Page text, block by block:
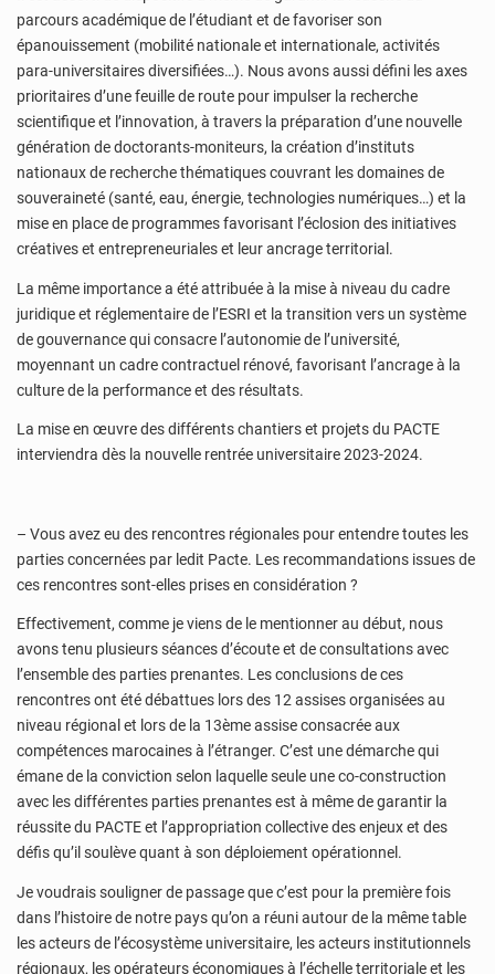
parcours académique de l’étudiant et de favoriser son
épanouissement (mobilité nationale et internationale, activités
para-universitaires diversifiées…). Nous avons aussi défini les axes
prioritaires d’une feuille de route pour impulser la recherche
scientifique et l’innovation, à travers la préparation d’une nouvelle
génération de doctorants-moniteurs, la création d’instituts
nationaux de recherche thématiques couvrant les domaines de
souveraineté (santé, eau, énergie, technologies numériques…) et la
mise en place de programmes favorisant l’éclosion des initiatives
créatives et entrepreneuriales et leur ancrage territorial.
La même importance a été attribuée à la mise à niveau du cadre
juridique et réglementaire de l’ESRI et la transition vers un système
de gouvernance qui consacre l’autonomie de l’université,
moyennant un cadre contractuel rénové, favorisant l’ancrage à la
culture de la performance et des résultats.
La mise en œuvre des différents chantiers et projets du PACTE
interviendra dès la nouvelle rentrée universitaire 2023-2024.
– Vous avez eu des rencontres régionales pour entendre toutes les
parties concernées par ledit Pacte. Les recommandations issues de
ces rencontres sont-elles prises en considération ?
Effectivement, comme je viens de le mentionner au début, nous
avons tenu plusieurs séances d’écoute et de consultations avec
l’ensemble des parties prenantes. Les conclusions de ces
rencontres ont été débattues lors des 12 assises organisées au
niveau régional et lors de la 13ème assise consacrée aux
compétences marocaines à l’étranger. C’est une démarche qui
émane de la conviction selon laquelle seule une co-construction
avec les différentes parties prenantes est à même de garantir la
réussite du PACTE et l’appropriation collective des enjeux et des
défis qu’il soulève quant à son déploiement opérationnel.
Je voudrais souligner de passage que c’est pour la première fois
dans l’histoire de notre pays qu’on a réuni autour de la même table
les acteurs de l’écosystème universitaire, les acteurs institutionnels
régionaux, les opérateurs économiques à l’échelle territoriale et les